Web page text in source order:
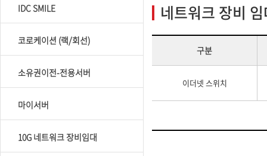
IDC SMILE
코로케이션 (랙/회선)
소유권이전-전용서버
마이서버
10G 네트워크 장비임대
네트워크 장비
구분
이더넷 스위치